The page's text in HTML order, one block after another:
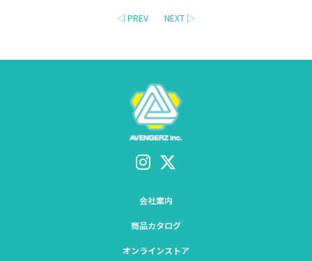
◁ PREV NEXT ▷
会社案内
商品カタログ
オンラインストア